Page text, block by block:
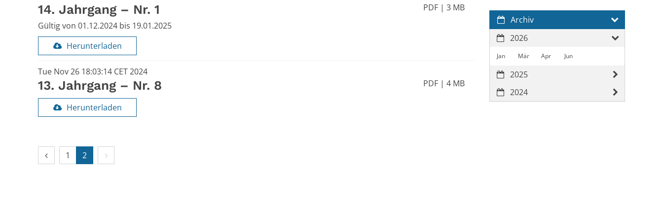
14. Jahrgang – Nr. 1
Gültig von 01.12.2024 bis 19.01.2025
Herunterladen
PDF 3 MB
Tue Nov 26 18:03:14 CET 2024
13. Jahrgang – Nr. 8
Herunterladen
PDF 4 MB
Vorherige Seite
1 2 Nächste Seite
Archiv
2026
Jan Mär Apr Jun
2025
2024